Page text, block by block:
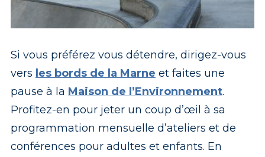
Si vous préférez vous détendre, dirigez-vous
vers les bords de la Marne et faites une
pause à la Maison de l’Environnement.
Profitez-en pour jeter un coup d’œil à sa
programmation mensuelle d’ateliers et de
conférences pour adultes et enfants. En